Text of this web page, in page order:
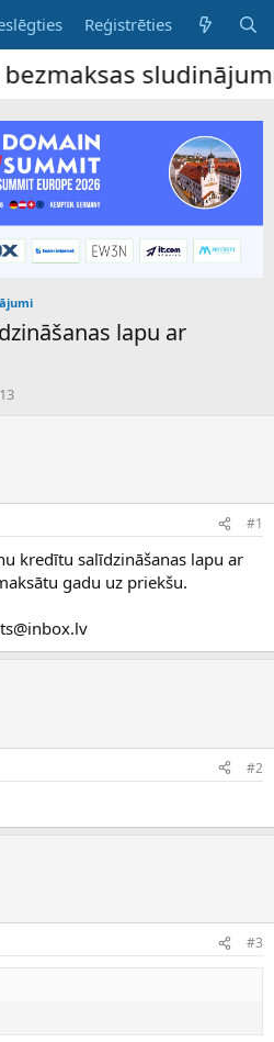
Reģistrēties
sludinājumu
lapu ar
#1
kredītu salīdzināšanas lapu ar
gadu uz priekšu.
#2
#3